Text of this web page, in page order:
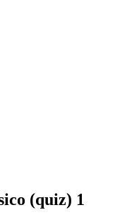
(quiz) 1